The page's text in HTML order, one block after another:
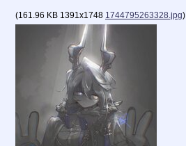
(161.96 KB 1391x1748 1744795263328.jpg)